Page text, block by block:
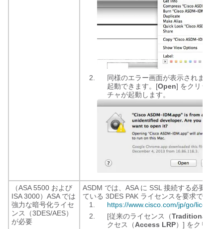
同様のエラー画面が表示されますが
起動できます。[Open] をクリック
チャが起動します。
（ASA 5500 および
ISA 3000）ASA では
強力な暗号化ライセ
ンス（3DES/AES）
が必要
ASDM では、ASA に SSL 接続する必要が
ている 3DES PAK ライセンスを要求できま
https://www.cisco.com/jp/go/license
[従来のライセンス（Traditional
クセス（Access LRP）] をクリッ